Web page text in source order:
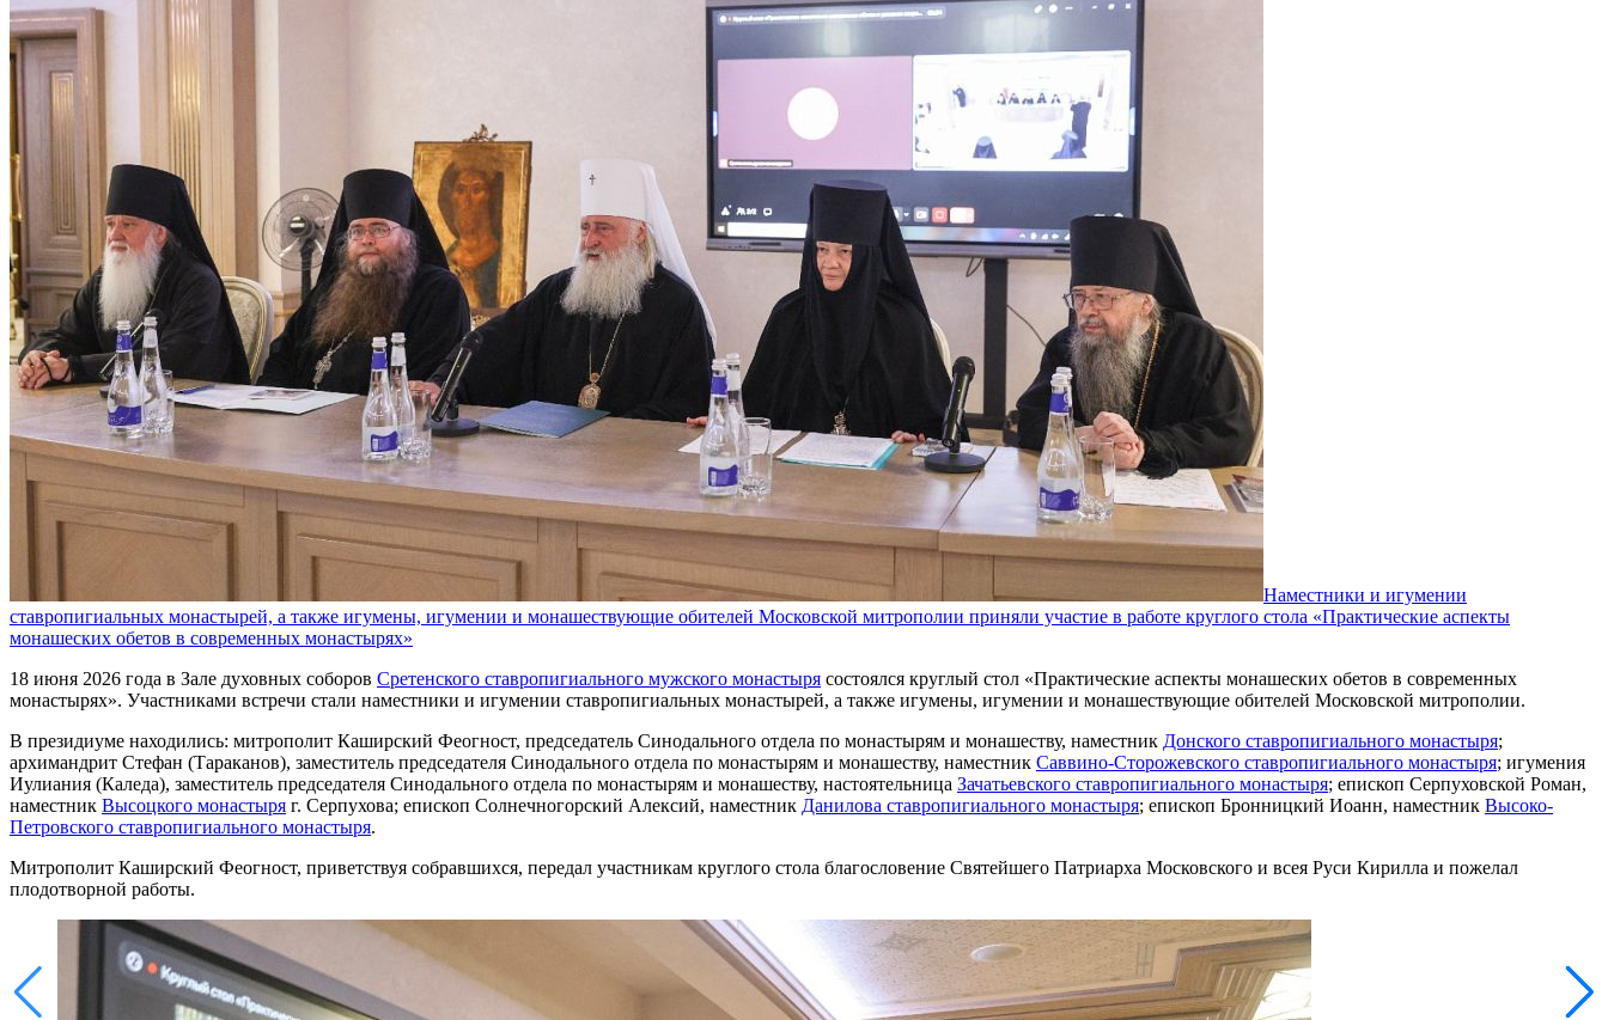
Наместники и игумении
ставропигиальных монастырей, а также игумены, игумении и монашествующие обителей Московской митрополии приняли участие в работе круглого стола «Практические аспекты
монашеских обетов в современных монастырях»
18 июня 2026 года в Зале духовных соборов Сретенского ставропигиального мужского монастыря состоялся круглый стол «Практические аспекты монашеских обетов в современных
монастырях». Участниками встречи стали наместники и игумении ставропигиальных монастырей, а также игумены, игумении и монашествующие обителей Московской митрополии.
В президиуме находились: митрополит Каширский Феогност, председатель Синодального отдела по монастырям и монашеству, наместник Донского ставропигиального монастыря;
архимандрит Стефан (Тараканов), заместитель председателя Синодального отдела по монастырям и монашеству, наместник Саввино-Сторожевского ставропигиального монастыря; игумения
Иулиания (Каледа), заместитель председателя Синодального отдела по монастырям и монашеству, настоятельница Зачатьевского ставропигиального монастыря; епископ Серпуховской Роман,
наместник Высоцкого монастыря г. Серпухова; епископ Солнечногорский Алексий, наместник Данилова ставропигиального монастыря; епископ Бронницкий Иоанн, наместник Высоко-
Петровского ставропигиального монастыря.
Митрополит Каширский Феогност, приветствуя собравшихся, передал участникам круглого стола благословение Святейшего Патриарха Московского и всея Руси Кирилла и пожелал
плодотворной работы.